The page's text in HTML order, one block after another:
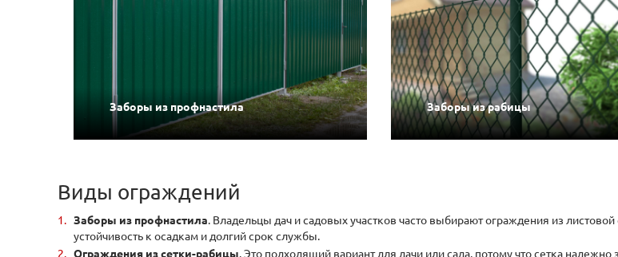
Заборы из профнастила Заборы из рабицы
Виды ограждений
Заборы из профнастила. Владельцы дач и садовых участков часто выбирают ограждения из
устойчивость к осадкам и долгий срок службы.
Ограждения из сетки-рабицы. Это подходящий вариант для дачи или сада, потому что сетка